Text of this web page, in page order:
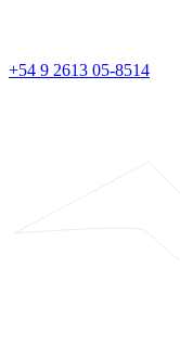
+54 9 2613 05-8514